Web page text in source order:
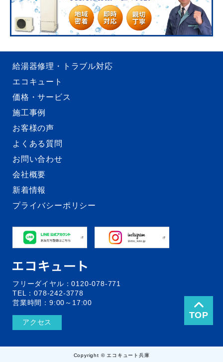
TOP
フリーダイヤル：0120-078-771
TEL：078-242-3778
営業時間：9:00～17:00
アクセス
給湯器修理・トラブル対応
エコキュート
価格・サービス
施工事例
お客様の声
よくある質問
お問い合わせ
会社概要
新着情報
プライバシーポリシー
Copyright © エコキュート兵庫